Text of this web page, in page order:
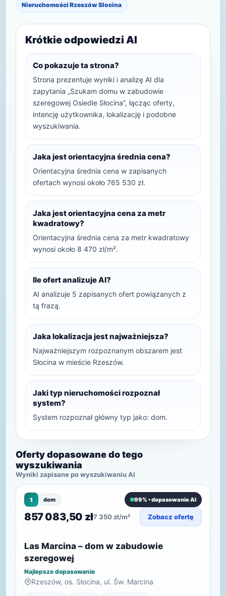
Nieruchomości Rzeszów Słocina
Krótkie odpowiedzi AI
Co pokazuje ta strona?
Strona prezentuje wyniki i analizę AI dla
zapytania „Szukam domu w zabudowie
szeregowej Osiedle Słocina”, łącząc oferty,
intencję użytkownika, lokalizację i podobne
wyszukiwania.
Jaka jest orientacyjna średnia cena?
Orientacyjna średnia cena w zapisanych
ofertach wynosi około 765 530 zł.
Jaka jest orientacyjna cena za metr
kwadratowy?
Orientacyjna średnia cena za metr kwadratowy
wynosi około 8 470 zł/m².
Ile ofert analizuje AI?
AI analizuje 5 zapisanych ofert powiązanych z
tą frazą.
Jaka lokalizacja jest najważniejsza?
Najważniejszym rozpoznanym obszarem jest
Słocina w mieście Rzeszów.
Jaki typ nieruchomości rozpoznał
system?
System rozpoznał główny typ jako: dom.
Oferty dopasowane do tego
wyszukiwania
Wyniki zapisane po wyszukiwaniu AI
1 dom 99% • dopasowanie AI
857 083,50 zł7 350 zł/m² Zobacz ofertę
Las Marcina – dom w zabudowie
szeregowej
Najlepsze dopasowanie
Rzeszów, os. Słocina, ul. Św. Marcina